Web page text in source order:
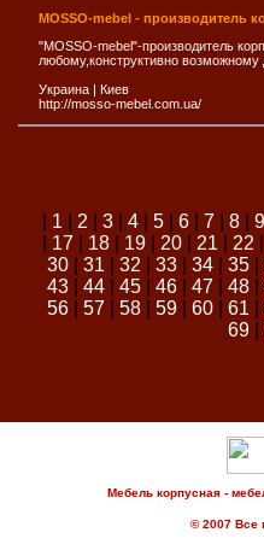
MOSSO-mebel - производитель
"MOSSO-mebel"-производитель
любому,конструктивно возможному
Украина | Киев
http://mosso-mebel.com.ua/
1 2 3| 4| 5| 6| 7| 8| 9
17| 18| 19| 20| 21 22
30| 31 32 33| 34| 35|
43| 44| 45| 46| 47| 48|
56| 57| 58| 59| 60| 61
69|
Мебель корпусная -
© 2007 Все